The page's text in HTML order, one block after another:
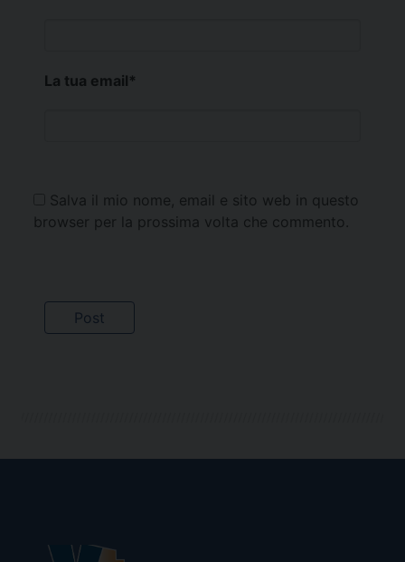
La tua email*
Salva il mio nome, email e sito web in questo
browser per la prossima volta che commento.